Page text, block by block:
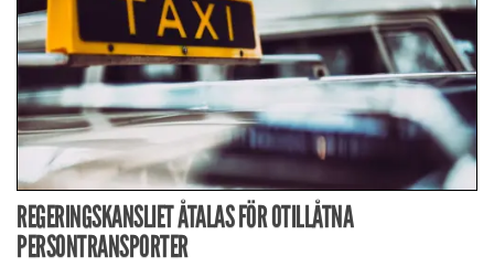
REGERINGSKANSLIET ÅTALAS FÖR OTILLÅTNA
PERSONTRANSPORTER